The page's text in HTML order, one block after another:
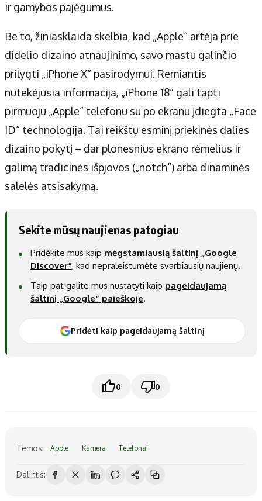
ir gamybos pajėgumus.
Be to, žiniasklaida skelbia, kad „Apple“ artėja prie
didelio dizaino atnaujinimo, savo mastu galinčio
prilygti „iPhone X“ pasirodymui. Remiantis
nutekėjusia informacija, „iPhone 18“ gali tapti
pirmuoju „Apple“ telefonu su po ekranu įdiegta „Face
ID“ technologija. Tai reikštų esminį priekinės dalies
dizaino pokytį – dar plonesnius ekrano rėmelius ir
galimą tradicinės išpjovos („notch“) arba dinaminės
salelės atsisakymą.
Sekite mūsų naujienas patogiau
Pridėkite mus kaip mėgstamiausią šaltinį „Google
Discover“, kad nepraleistumėte svarbiausių naujienų.
Taip pat galite mus nustatyti kaip pageidaujamą
šaltinį „Google“ paieškoje.
Pridėti kaip pageidaujamą šaltinį
0 0
Temos: Apple Kamera Telefonai
Dalintis: